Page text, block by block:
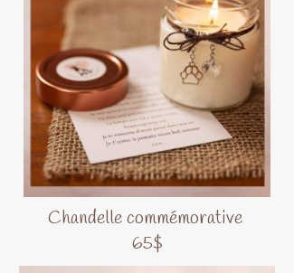
Chandelle commémorative
65$